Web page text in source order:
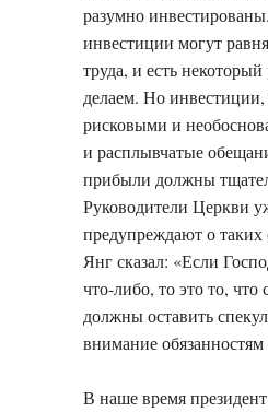
разумно
инвестиции могут
труда, и есть
делаем. Но
рисковыми и
и расплывчатые
прибыли должны
Руководители Церкви
предупреждают о таких
Янг сказал: «Если
что-либо, то это то,
должны оставить
внимание
В наше время